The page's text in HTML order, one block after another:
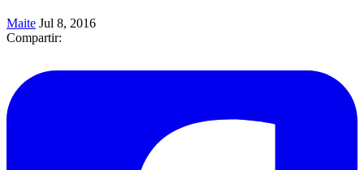
Maite Jul 8, 2016
Compartir: